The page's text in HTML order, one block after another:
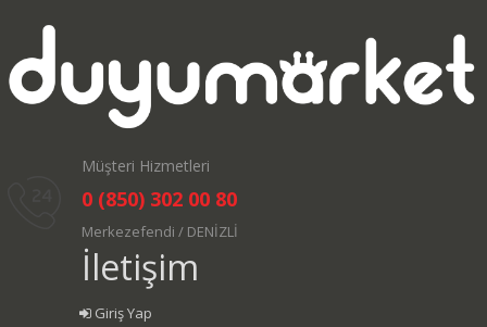
Müşteri Hizmetleri
0 (850) 302 00 80
Merkezefendi / DENİZLİ
İletişim
Giriş Yap